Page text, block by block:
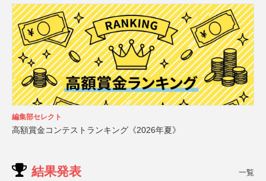
編集部セレクト
高額賞金コンテストランキング《2026年夏》
結果発表 一覧